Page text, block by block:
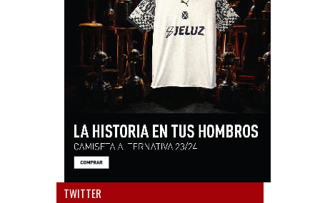
TWITTER